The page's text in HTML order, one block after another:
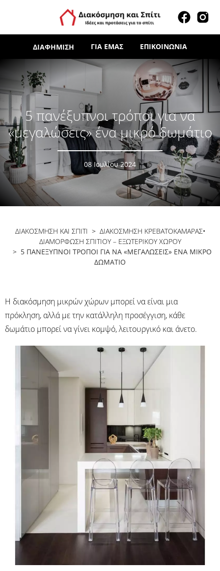
ΔΙΑΦΉΜΙΣΗ ΓΙΑ ΕΜΆΣ ΕΠΙΚΟΙΝΩΝΊΑ
5 πανέξυπνοι τρόποι για να
«μεγαλώσεις» ένα μικρό δωμάτιο
08 Ιουλίου 2024
ΔΙΑΚΟΣΜΗΣΗ ΚΑΙ ΣΠΙΤΙ > ΔΙΑΚΌΣΜΗΣΗ ΚΡΕΒΑΤΟΚΆΜΑΡΑΣ•
ΔΙΑΜΌΡΦΩΣΗ ΣΠΙΤΙΟΎ – ΕΞΩΤΕΡΙΚΟΎ ΧΏΡΟΥ
> 5 ΠΑΝΈΞΥΠΝΟΙ ΤΡΌΠΟΙ ΓΙΑ ΝΑ «ΜΕΓΑΛΏΣΕΙΣ» ΈΝΑ ΜΙΚΡΌ
ΔΩΜΆΤΙΟ
Η διακόσμηση μικρών χώρων μπορεί να είναι μια
πρόκληση, αλλά με την κατάλληλη προσέγγιση, κάθε
δωμάτιο μπορεί να γίνει κομψό, λειτουργικό και άνετο.